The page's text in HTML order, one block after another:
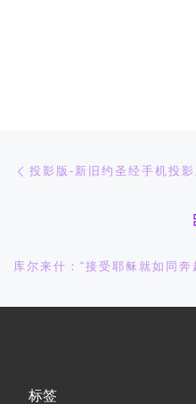
文章导航
投影版-新旧约圣经手机投影
标签